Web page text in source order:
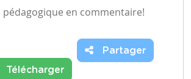
pédagogique en commentaire!
Télécharger
Partager